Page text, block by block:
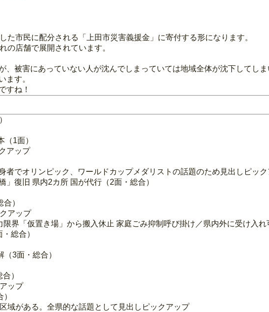
市民に配分される「上田市災害義援金」に寄付する形になります。
の店舗で展開されています。
被害にあっていない人が沈んでしまっていては地域全体が沈下してしま
ます。
すね！
1面）
アップ
でオリンピック、ワールドカップメダリストの話題のため見出しピッ
復旧 県内2カ所 国が代行（2面・総合）
）
アップ
界「仮置き場」から搬入休止 家庭ごみ抑制呼び掛け／県内外に受け入
総合）
3面・総合）
）
ップ
域がある。全県的な話題として見出しピックアップ